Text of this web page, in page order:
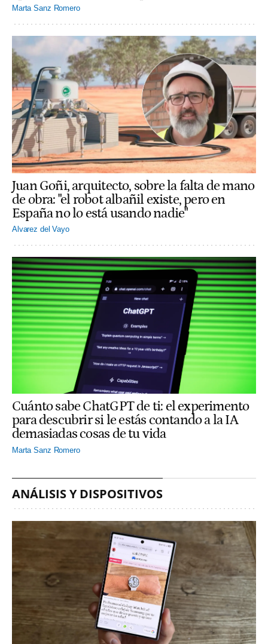
Marta Sanz Romero
Juan Goñi, arquitecto, sobre la falta de mano
de obra: "el robot albañil existe, pero en
España no lo está usando nadie"
Alvarez del Vayo
Cuánto sabe ChatGPT de ti: el experimento
para descubrir si le estás contando a la IA
demasiadas cosas de tu vida
Marta Sanz Romero
ANÁLISIS Y DISPOSITIVOS